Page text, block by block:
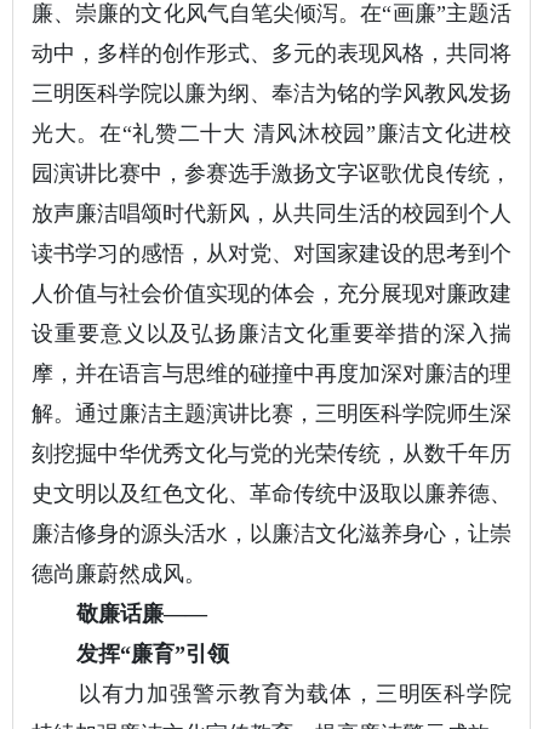
廉、崇廉的文化风气自笔尖倾泻。在“画廉”主题活
动中，多样的创作形式、多元的表现风格，共同将
三明医科学院以廉为纲、奉洁为铭的学风教风发扬
光大。在“礼赞二十大 清风沐校园”廉洁文化进校
园演讲比赛中，参赛选手激扬文字讴歌优良传统，
放声廉洁唱颂时代新风，从共同生活的校园到个人
读书学习的感悟，从对党、对国家建设的思考到个
人价值与社会价值实现的体会，充分展现对廉政建
设重要意义以及弘扬廉洁文化重要举措的深入揣
摩，并在语言与思维的碰撞中再度加深对廉洁的理
解。通过廉洁主题演讲比赛，三明医科学院师生深
刻挖掘中华优秀文化与党的光荣传统，从数千年历
史文明以及红色文化、革命传统中汲取以廉养德、
廉洁修身的源头活水，以廉洁文化滋养身心，让崇
德尚廉蔚然成风。
敬廉话廉——
发挥“廉育”引领
以有力加强警示教育为载体，三明医科学院